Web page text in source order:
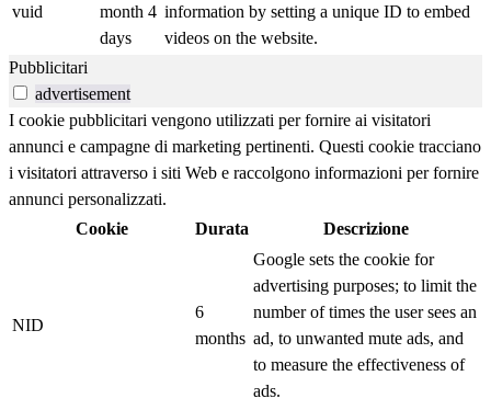
vuid
month 4
days
information by setting a unique ID to embed
videos on the website.
Pubblicitari
advertisement
I cookie pubblicitari vengono utilizzati per fornire ai visitatori
annunci e campagne di marketing pertinenti. Questi cookie tracciano
i visitatori attraverso i siti Web e raccolgono informazioni per fornire
annunci personalizzati.
Cookie
Durata Descrizione
NID
6
months
Google sets the cookie for
advertising purposes; to limit the
number of times the user sees an
ad, to unwanted mute ads, and
to measure the effectiveness of
ads.